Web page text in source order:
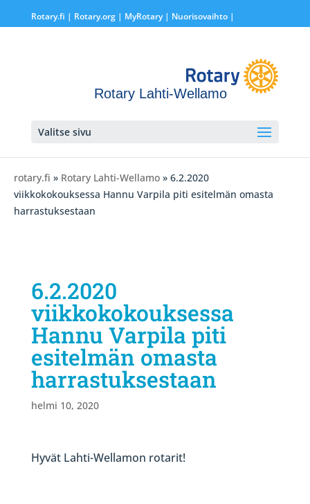
Rotary.fi | Rotary.org| MyRotary | Nuorisovaihto|
Rotary Lahti-Wellamo
Valitse sivu
rotary.fi » Rotary Lahti-Wellamo » 6.2.2020
viikkokokouksessa Hannu Varpila piti esitelmän omasta
harrastuksestaan
6.2.2020
viikkokokouksessa
Hannu Varpila piti
esitelmän omasta
harrastuksestaan
helmi 10, 2020
Hyvät Lahti-Wellamon rotarit!